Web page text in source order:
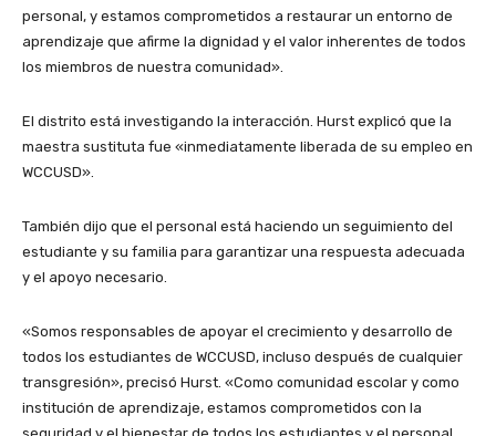
personal, y estamos comprometidos a restaurar un entorno de
aprendizaje que afirme la dignidad y el valor inherentes de todos
los miembros de nuestra comunidad».
El distrito está investigando la interacción. Hurst explicó que la
maestra sustituta fue «inmediatamente liberada de su empleo en
WCCUSD».
También dijo que el personal está haciendo un seguimiento del
estudiante y su familia para garantizar una respuesta adecuada
y el apoyo necesario.
«Somos responsables de apoyar el crecimiento y desarrollo de
todos los estudiantes de WCCUSD, incluso después de cualquier
transgresión», precisó Hurst. «Como comunidad escolar y como
institución de aprendizaje, estamos comprometidos con la